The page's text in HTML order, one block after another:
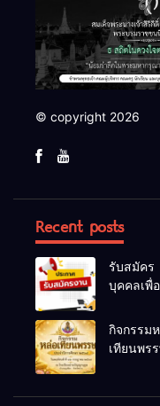
© copyright 2026
Recent posts
รับสมัคร
บุคคลเพื่อ
เลือกสรร
พนักงาน
กิจกรรม
เทียนพร